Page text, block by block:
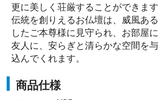
更に美しく荘厳することができま
伝統を創りえるお仏壇は、威風あ
したご本尊様に見守られ、お部屋
友人に、安らぎと清らかな空間を
込んでくれます。
商品仕様